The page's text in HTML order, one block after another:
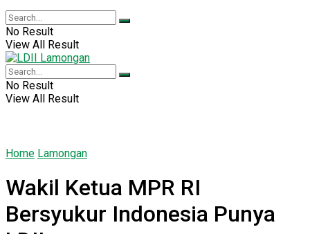
No Result
View All Result
No Result
View All Result
Home Lamongan
Wakil Ketua MPR RI
Bersyukur Indonesia Punya